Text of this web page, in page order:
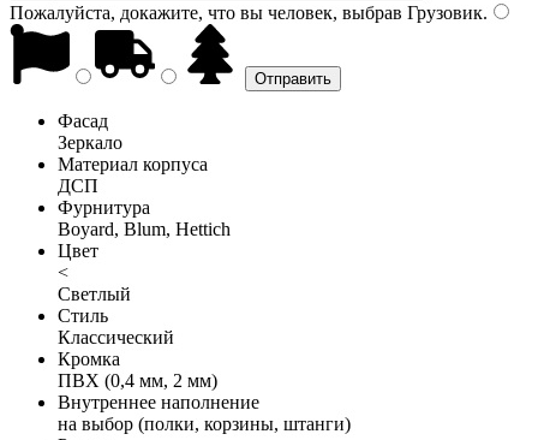
Пожалуйста, докажите, что вы человек, выбрав Грузовик.
Фасад
Зеркало
Материал корпуса
ДСП
Фурнитура
Boyard, Blum, Hettich
Цвет
<
Светлый
Стиль
Классический
Кромка
ПВХ (0,4 мм, 2 мм)
Внутреннее наполнение
на выбор (полки, корзины, штанги)